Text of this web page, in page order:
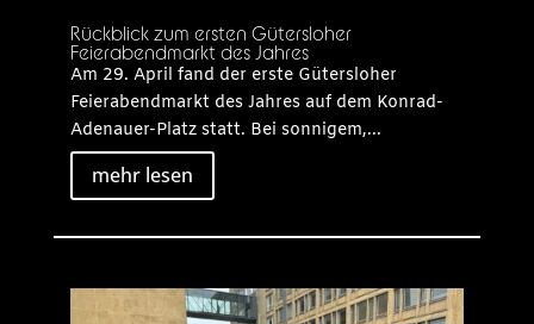
Rückblick zum ersten Gütersloher
Feierabendmarkt des Jahres
Am 29. April fand der erste Gütersloher
Feierabendmarkt des Jahres auf dem Konrad-
Adenauer-Platz statt. Bei sonnigem,...
mehr lesen